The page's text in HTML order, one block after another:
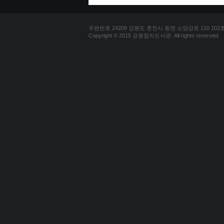
우편번호 24209 강원도 춘천시 동면 소양강로 110 102
Copyright © 2015 강원점자도서관. All rights reserved.